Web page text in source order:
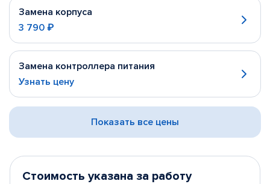
Замена корпуса
3 790 ₽
Замена контроллера питания
Узнать цену
Показать все цены
Стоимость указана за работу